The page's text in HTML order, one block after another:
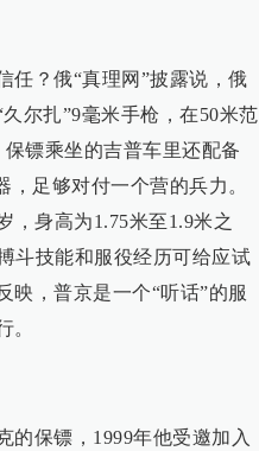
任？俄“真理网”披露说，俄
尔扎”9毫米手枪，在50米范
镖乘坐的吉普车里还配备
足够对付一个营的兵力。
，身高为1.75米至1.9米之
斗技能和服役经历可给应试
映，普京是一个“听话”的服
。
的保镖，1999年他受邀加入